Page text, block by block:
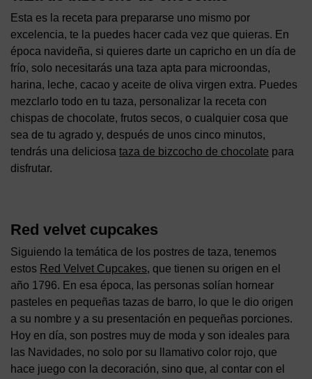
Esta es la receta para prepararse uno mismo por
excelencia, te la puedes hacer cada vez que quieras. En
época navideña, si quieres darte un capricho en un día de
frío, solo necesitarás una taza apta para microondas,
harina, leche, cacao y aceite de oliva virgen extra. Puedes
mezclarlo todo en tu taza, personalizar la receta con
chispas de chocolate, frutos secos, o cualquier cosa que
sea de tu agrado y, después de unos cinco minutos,
tendrás una deliciosa taza de bizcocho de chocolate para
disfrutar.
Red velvet cupcakes
Siguiendo la temática de los postres de taza, tenemos
estos Red Velvet Cupcakes, que tienen su origen en el
año 1796. En esa época, las personas solían hornear
pasteles en pequeñas tazas de barro, lo que le dio origen
a su nombre y a su presentación en pequeñas porciones.
Hoy en día, son postres muy de moda y son ideales para
las Navidades, no solo por su llamativo color rojo, que
hace juego con la decoración, sino que, al contar con el